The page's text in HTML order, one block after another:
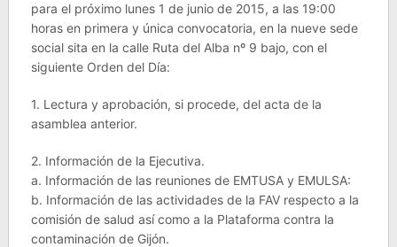
para el próximo lunes 1 de junio de 2015, a las 19:00
horas en primera y única convocatoria, en la nueve sede
social sita en la calle Ruta del Alba nº 9 bajo, con el
siguiente Orden del Día:
1. Lectura y aprobación, si procede, del acta de la
asamblea anterior.
2. Información de la Ejecutiva.
a. Información de las reuniones de EMTUSA y EMULSA:
b. Información de las actividades de la FAV respecto a la
comisión de salud así como a la Plataforma contra la
contaminación de Gijón.